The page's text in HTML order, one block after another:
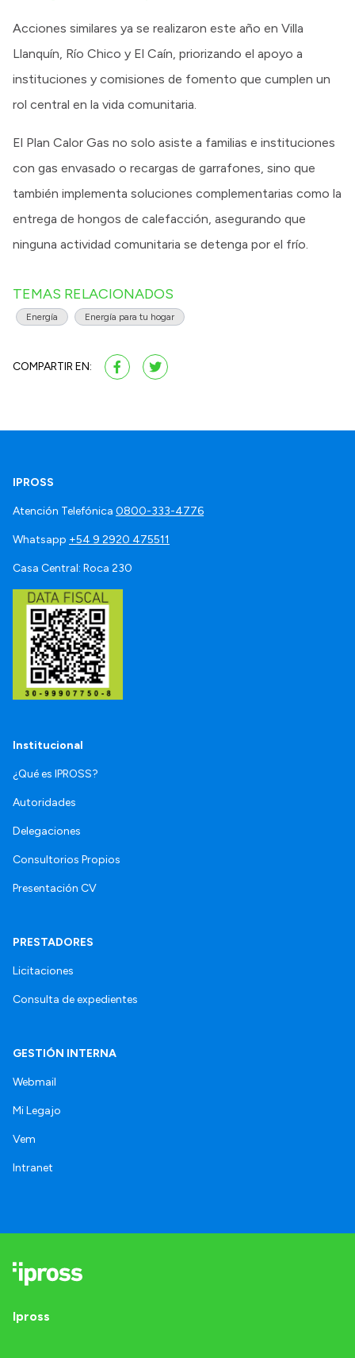
Acciones similares ya se realizaron este año en Villa
Llanquín, Río Chico y El Caín, priorizando el apoyo a
instituciones y comisiones de fomento que cumplen un
rol central en la vida comunitaria.
El Plan Calor Gas no solo asiste a familias e instituciones
con gas envasado o recargas de garrafones, sino que
también implementa soluciones complementarias como la
entrega de hongos de calefacción, asegurando que
ninguna actividad comunitaria se detenga por el frío.
TEMAS RELACIONADOS
Energía Energía para tu hogar
COMPARTIR EN:
IPROSS
Atención Telefónica 0800-333-4776
Whatsapp +54 9 2920 475511
Casa Central: Roca 230
Institucional
¿Qué es IPROSS?
Autoridades
Delegaciones
Consultorios Propios
Presentación CV
PRESTADORES
Licitaciones
Consulta de expedientes
GESTIÓN INTERNA
Webmail
Mi Legajo
Vem
Intranet
Ipross